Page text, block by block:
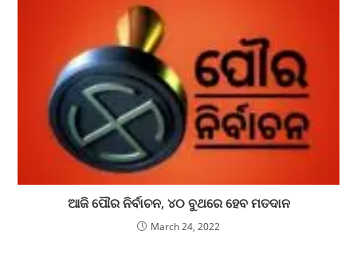
ଆଜି ପୌର ନିର୍ବାଚନ, ୪୦ ବୁଥରେ ହେବ ମତଦାନ
March 24, 2022